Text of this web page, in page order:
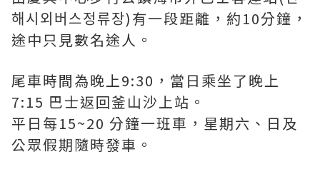
해시외버스정류장)有一段距離，約10分鐘，
途中只見數名途人。
尾車時間為晚上9:30，當日乘坐了晚上
7:15 巴士返回釜山沙上站。
平日每15~20 分鐘一班車，星期六、日及
公眾假期隨時發車。